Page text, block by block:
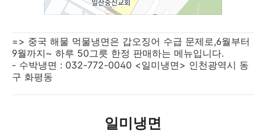
=> 중국 해물 먹물냉면은 갑오징어 수급 문제로,6월부터
9월까지~ 하루 50그릇 한정 판매하는 메뉴입니다.
- 수박냉면 : 032-772-0040 <일미냉면> 인천광역시 동
구 화평동